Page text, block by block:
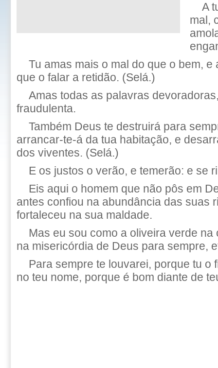
A
mal,
Tu amas mais o mal do que o bem, e
que o falar a retidão. (Selá.)
Amas todas as palavras
fraudulenta.
Também Deus te destruirá para
arrancar-te-á da tua habitação, e
dos viventes. (Selá.)
E os justos o verão, e temerão: e se
Eis aqui o homem que não pôs em
antes confiou na abundância das suas
fortaleceu na sua maldade.
Mas eu sou como a oliveira verde
na misericórdia de Deus para sempre,
Para sempre te louvarei, porque tu o
no teu nome, porque é bom diante de